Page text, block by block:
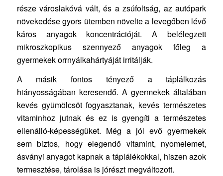
része városlakóvá vált, és a zsúfoltság, az autópark
növekedése gyors ütemben növelte a levegőben lévő
káros anyagok koncentrációját. A belélegzett
mikroszkopikus szennyező anyagok főleg a
gyermekek orrnyálkahártyáját irritálják.
A másik fontos tényező a táplálkozás
hiányosságában keresendő. A gyermekek általában
kevés gyümölcsöt fogyasztanak, kevés természetes
vitaminhoz jutnak és ez is gyengíti a természetes
ellenálló-képességüket. Még a jól evő gyermekek
sem biztos, hogy elegendő vitamint, nyomelemet,
ásványi anyagot kapnak a táplálékokkal, hiszen azok
termesztése, tárolása is jórészt megváltozott.